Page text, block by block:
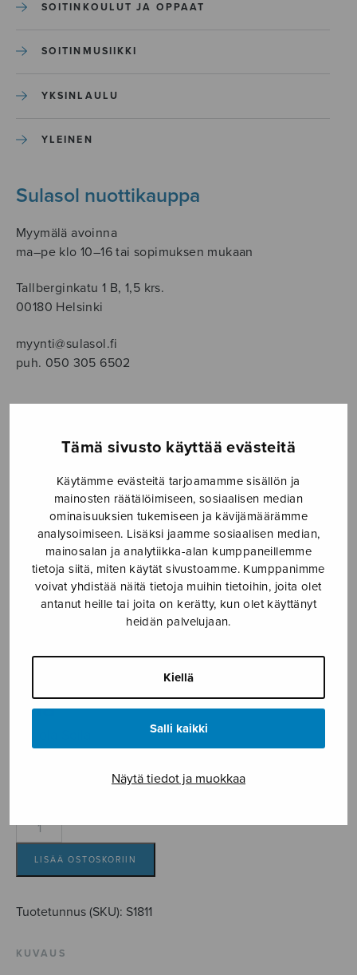
Tämä sivusto käyttää evästeitä
Käytämme evästeitä tarjoamamme sisällön ja
mainosten räätälöimiseen, sosiaalisen median
ominaisuuksien tukemiseen ja kävijämäärämme
analysoimiseen. Lisäksi jaamme sosiaalisen median,
mainosalan ja analytiikka-alan kumppaneillemme
tietoja siitä, miten käytät sivustoamme. Kumppanimme
voivat yhdistää näitä tietoja muihin tietoihin, joita olet
antanut heille tai joita on kerätty, kun olet käyttänyt
heidän palvelujaan.
Kiellä
Salli kaikki
Näytä tiedot ja muokkaa
SOITINKOULUT JA OPPAAT
SOITINMUSIIKKI
YKSINLAULU
YLEINEN
Sulasol nuottikauppa
Myymälä avoinna
ma–pe klo 10–16 tai sopimuksen mukaan
Tallberginkatu 1 B, 1,5 krs.
00180 Helsinki
myynti@sulasol.fi
puh. 050 305 6502
Tanssit taivaan alla
Tanssit taivaan
alla
Tanssit
taivaan
määrä
LISÄÄ OSTOSKORIIN
Tuotetunnus (SKU): S1811
KUVAUS